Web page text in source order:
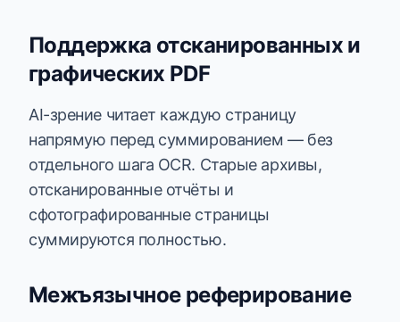
Поддержка отсканированных и
графических PDF
AI-зрение читает каждую страницу
напрямую перед суммированием — без
отдельного шага OCR. Старые архивы,
отсканированные отчёты и
сфотографированные страницы
суммируются полностью.
Межъязычное реферирование